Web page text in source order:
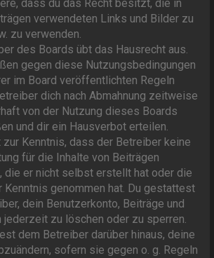
dass du das Recht besitzt, die in
verwendeten Links und Bilder zu
zu verwenden.
des Boards übt das Hausrecht aus.
gegen diese Nutzungsbedingungen
im Board veröffentlichten Regeln
dich nach Abmahnung zeitweise
von der Nutzung dieses Boards
und dir ein Hausverbot erteilen.
zur Kenntnis, dass der Betreiber keine
für die Inhalte von Beiträgen
die er nicht selbst erstellt hat oder die
Kenntnis genommen hat. Du gestattest
dein Benutzerkonto, Beiträge und
jederzeit zu löschen oder zu sperren.
dem Betreiber darüber hinaus, deine
sofern sie gegen o. g. Regeln